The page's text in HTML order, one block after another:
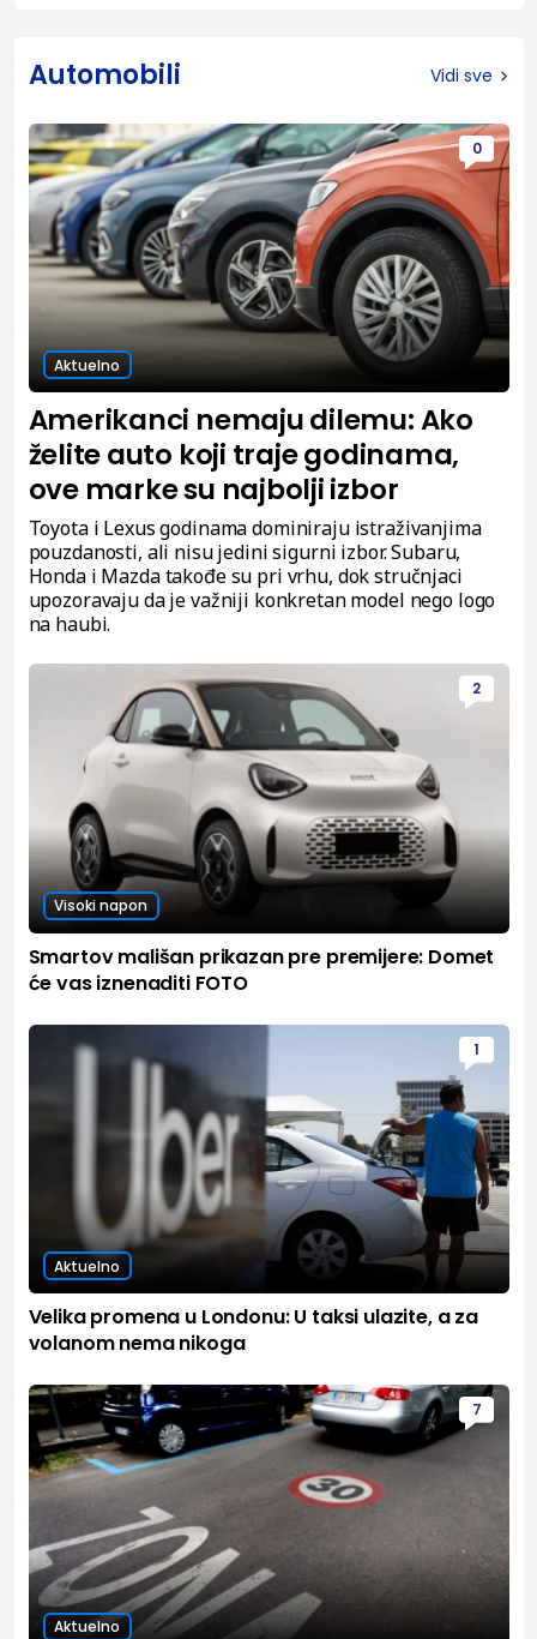
Automobili Vidi sve
0
Aktuelno
Amerikanci nemaju dilemu: Ako
želite auto koji traje godinama,
ove marke su najbolji izbor
Toyota i Lexus godinama dominiraju istraživanjima
pouzdanosti, ali nisu jedini sigurni izbor. Subaru,
Honda i Mazda takođe su pri vrhu, dok stručnjaci
upozoravaju da je važniji konkretan model nego logo
na haubi.
2
Visoki napon
Smartov mališan prikazan pre premijere: Domet
će vas iznenaditi FOTO
1
Aktuelno
Velika promena u Londonu: U taksi ulazite, a za
volanom nema nikoga
7
Aktuelno